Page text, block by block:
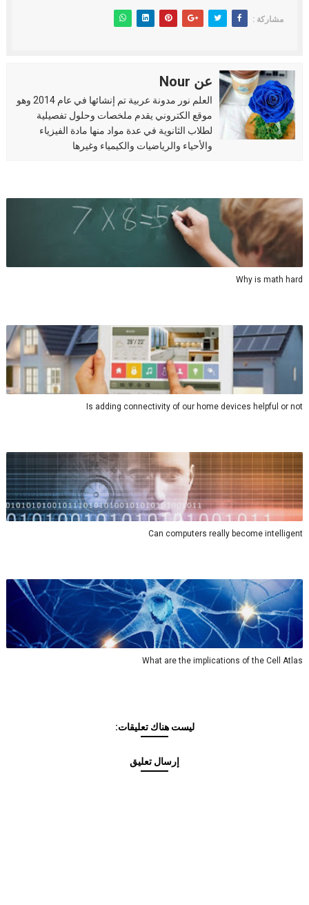
مشاركة :
عن Nour
العلم نور مدونة عربية تم إنشائها في عام 2014 وهو
موقع الكتروني يقدم ملخصات وحلول تفصيلية
لطلاب الثانوية في عدة مواد منها مادة الفيزياء
والأحياء والرياضيات والكيمياء وغيرها
Why is math hard
Is adding connectivity of our home devices helpful or not
Can computers really become intelligent
What are the implications of the Cell Atlas
ليست هناك تعليقات:
إرسال تعليق